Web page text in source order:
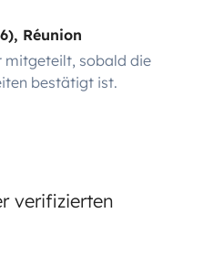
Réunion
mitgeteilt, sobald die
bestätigt ist.
verifizierten